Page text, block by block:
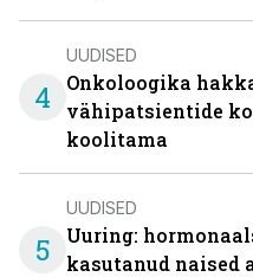
4
UUDISED
Onkoloogika
vähipatsientide
koolitama
5
UUDISED
Uuring:
kasutanud naised